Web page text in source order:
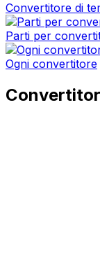
Convertitore di
Parti per
Ogni convertitore